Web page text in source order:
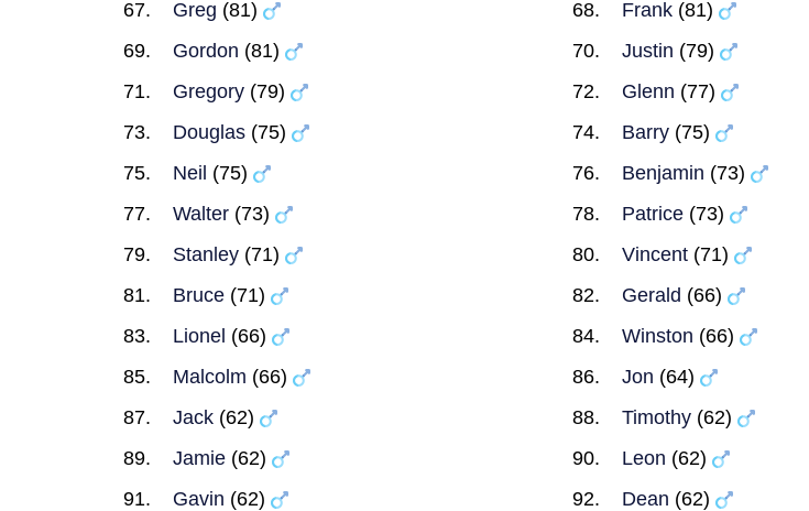
Greg (81) Frank(81)
Gordon (81) Justin (79)
Gregory (79) Glenn (77)
Douglas (75) Barry(75)
Neil (75) Benjamin (73)
Walter (73) Patrice(73)
Stanley (71) Vincent(71)
Bruce (71) Gerald (66)
Lionel (66) Winston (66)
Malcolm (66) Jon (64)
Jack (62) Timothy(62)
Jamie (62) Leon (62)
Gavin (62) Dean (62)